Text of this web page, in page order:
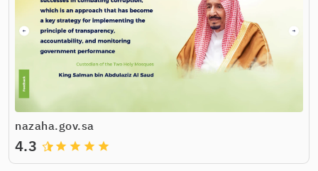
nazaha.gov.sa
grade
grade
grade
grade
4.3